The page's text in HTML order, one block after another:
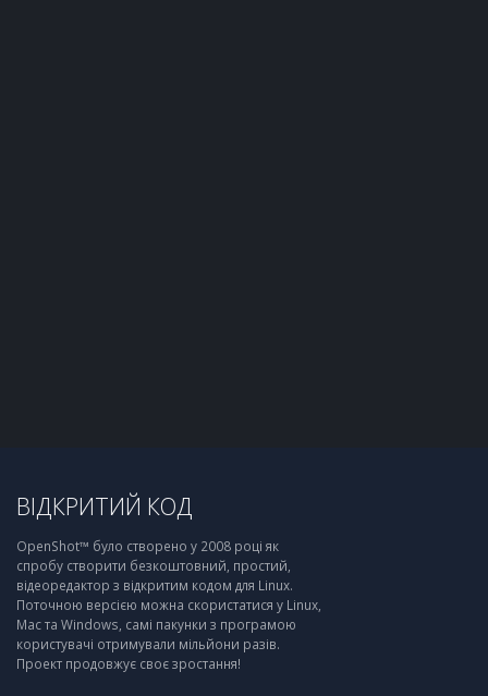
ВІДКРИТИЙ КОД
OpenShot™ було створено у 2008 році як
спробу створити безкоштовний, простий,
відеоредактор з відкритим кодом для Linux.
Поточною версією можна скористатися у Linux,
Mac та Windows, самі пакунки з програмою
користувачі отримували мільйони разів.
Проект продовжує своє зростання!